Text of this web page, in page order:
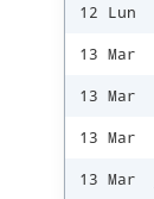
12 Lun
13 Mar
13 Mar
13 Mar
13 Mar